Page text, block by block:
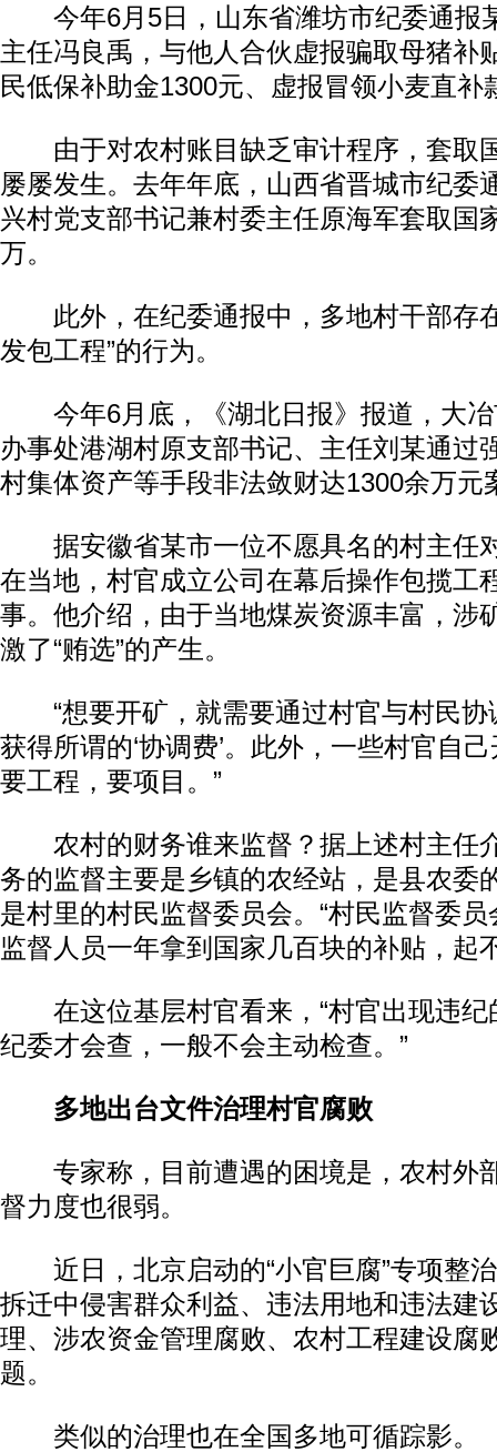
今年6月5日，山东省潍坊市纪委通报
主任冯良禹，与他人合伙虚报骗取母猪补
民低保补助金1300元、虚报冒领小麦直补
由于对农村账目缺乏审计程序，套取
屡屡发生。去年年底，山西省晋城市纪委
兴村党支部书记兼村委主任原海军套取国
万。
此外，在纪委通报中，多地村干部存
发包工程”的行为。
今年6月底，《湖北日报》报道，大冶
办事处港湖村原支部书记、主任刘某通过
村集体资产等手段非法敛财达1300余万元
据安徽省某市一位不愿具名的村主任
在当地，村官成立公司在幕后操作包揽工
事。他介绍，由于当地煤炭资源丰富，涉
激了“贿选”的产生。
“想要开矿，就需要通过村官与村民协
获得所谓的‘协调费’。此外，一些村官自
要工程，要项目。”
农村的财务谁来监督？据上述村主任
务的监督主要是乡镇的农经站，是县农委
是村里的村民监督委员会。“村民监督委
监督人员一年拿到国家几百块的补贴，起
在这位基层村官看来，“村官出现违纪
纪委才会查，一般不会主动检查。”
多地出台文件治理村官腐败
专家称，目前遭遇的困境是，农村外
督力度也很弱。
近日，北京启动的“小官巨腐”专项整
拆迁中侵害群众利益、违法用地和违法建
理、涉农资金管理腐败、农村工程建设腐
题。
类似的治理也在全国多地可循踪影。